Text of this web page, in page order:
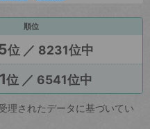
順位
位 ／ 8231位中
位 ／ 6541位中
理されたデータに基づいてい